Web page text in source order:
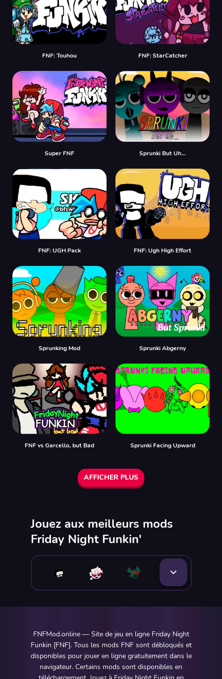
FNF: Touhou FNF: StarCatcher
Super FNF Sprunki But Uh…
FNF: UGH Pack FNF: Ugh High Effort
Sprunking Mod Sprunki Abgerny
FNF vs Garcello, but Bad Sprunki Facing Upward
AFFICHER PLUS
Jouez aux meilleurs mods
Friday Night Funkin'
FNFMod.online — Site de jeu en ligne Friday Night
Funkin [FNF]. Tous les mods FNF sont débloqués et
disponibles pour jouer en ligne gratuitement dans le
navigateur. Certains mods sont disponibles en